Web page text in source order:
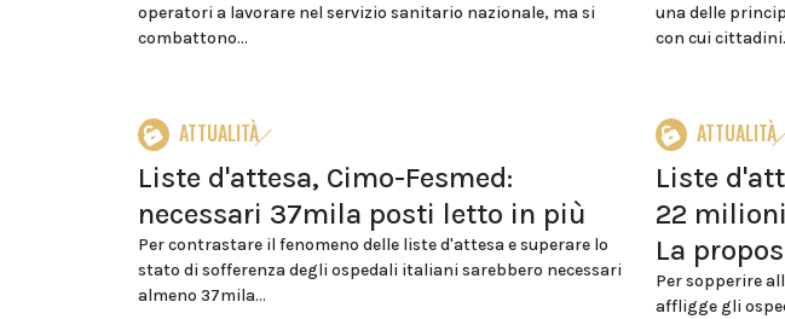
operatori a lavorare nel servizio sanitario nazionale, ma si
combattono...
una delle
con cui
ATTUALITÀ
Liste d'attesa, Cimo-Fesmed:
necessari 37mila posti letto in più
Per contrastare il fenomeno delle liste d'attesa e superare lo
stato di sofferenza degli ospedali italiani sarebbero necessari
almeno 37mila...
ATTUALITÀ
Liste
22
La
Per sopperire
affligge gli